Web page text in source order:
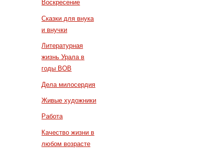
Воскресение
Сказки для внука
и внучки
Литературная
жизнь Урала в
годы ВОВ
Дела милосердия
Живые художники
Работа
Качество жизни в
любом возрасте